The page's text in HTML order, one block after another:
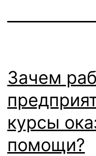
Зачем
курсы
помощи?